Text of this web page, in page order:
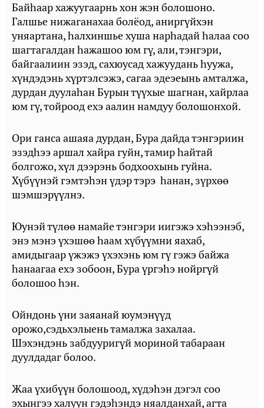
Байһаар хажуугаарнь хон жэн болошоно.
Галшье нижаганахаа болёод, аниргүйхэн
уняартана, һалхиншье хуша нарһадай һалаа соо
шагтагалдан һажашоо юм гү, али, тэнгэри,
байгаалиин эзэд, сахюусад хажуудань һуужа,
хүндэдэнь хүртэлсэжэ, сагаа эдеэеынь амталжа,
дурдан дуулаһан Бурын түүхые шагнан, хайрлаа
юм гү, тойроод ехэ аалин намдуу болошонхой.
Ори ганса ашаяа дурдан, Бура дайда тэнгэриин
эзэдһээ аршал хайра гуйн, тамир һайтай
болгожо, хүл дээрэнь бодхоохынь гуйна.
Хүбүүнэй гэмтэһэн үдэр тэрэ һанан, зүрхөө
шэмшэрүүлнэ.
Юунэй түлөө намайе тэнгэри иигэжэ хэһээнэб,
энэ мэнэ үхэшөө һаам хүбүүмни яахаб,
амидыгаар үжэжэ үхэхэнь юм гү гэжэ байжа
һанаагаа ехэ зобоон, Бура үргэһэ нойргүй
болошоо һэн.
Ойндонь үни заяанай юумэнүүд
орожо,сэдьхэлыень тамалжа захалаа.
Шэхэндэнь забдууригүй мориной табараан
дуулдадаг болоо.
Жаа үхибүүн болошоод, хүдэһэн дэгэл соо
эхынгээ халуун гэдэһэндэ няалданхай, агта